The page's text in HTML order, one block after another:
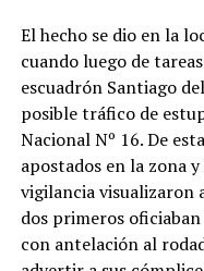
El hecho se dio en la
cuando luego de
escuadrón Santiago
posible tráfico de
Nacional Nº 16. De
apostados en la zona
vigilancia visualizaron
dos primeros
con antelación al